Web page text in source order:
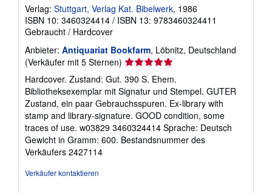
Verlag: Stuttgart, Verlag Kat. Bibelwerk, 1986
ISBN 10: 3460324414 / ISBN 13: 9783460324411
Gebraucht / Hardcover
Anbieter: Antiquariat Bookfarm, Löbnitz, Deutschland
(Verkäufer mit 5 Sternen) Verkäuferbewertung
5
von
5
Sternen
Hardcover. Zustand: Gut. 390 S. Ehem.
Bibliotheksexemplar mit Signatur und Stempel. GUTER
Zustand, ein paar Gebrauchsspuren. Ex-library with
stamp and library-signature. GOOD condition, some
traces of use. w03829 3460324414 Sprache: Deutsch
Gewicht in Gramm: 600. Bestandsnummer des
Verkäufers 2427114
Verkäufer kontaktieren